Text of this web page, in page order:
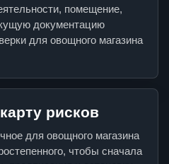
помещение,
документацию
для овощного магазина
рисков
для овощного магазина
чтобы сначала